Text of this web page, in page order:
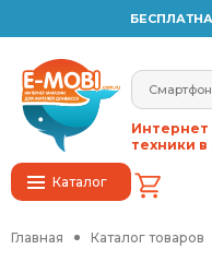
Каталог
Интернет
техники
Главная Каталог товаров